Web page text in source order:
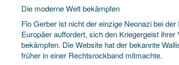
Die moderne Welt bekämpfen
Flo Gerber ist nicht der einzige Neonazi bei
Europäer auffordert, sich den Kriegergeist
bekämpfen. Die Website hat der bekannte
früher in einer Rechtsrockband mitmachte.